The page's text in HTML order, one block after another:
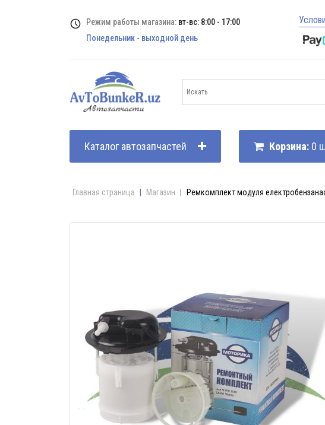
Режим работы магазина: вт-вс: 8:00 - 17:00
Понедельник - выходной день
Каталог автозапчастей Корзина: 0
Главная страница Магазин Ремкомплект модуля